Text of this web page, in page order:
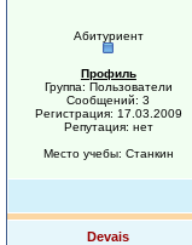
Абитуриент
Профиль
Группа: Пользователи
Сообщений: 3
Регистрация: 17.03.2009
Репутация: нет
Место учебы: Станкин
Devais